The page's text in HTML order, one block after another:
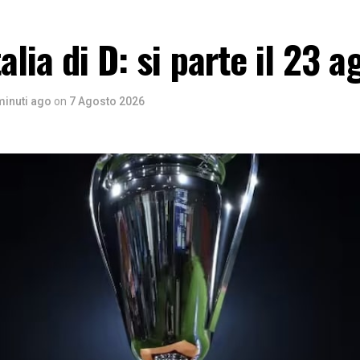
di D: si parte il 23
ago on 7 Agosto 2026